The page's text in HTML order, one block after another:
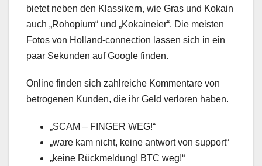
bietet neben den Klassikern, wie Gras und Kokain
auch „Rohopium“ und „Kokaineier“. Die meisten
Fotos von Holland-connection lassen sich in ein
paar Sekunden auf Google finden.
Online finden sich zahlreiche Kommentare von
betrogenen Kunden, die ihr Geld verloren haben.
„SCAM – FINGER WEG!“
„ware kam nicht, keine antwort von support“
„keine Rückmeldung! BTC weg!“